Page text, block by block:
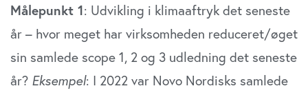
Målepunkt 1: Udvikling i klimaaftryk det seneste
år – hvor meget har virksomheden reduceret/øget
sin samlede scope 1, 2 og 3 udledning det seneste
år? Eksempel: I 2022 var Novo Nordisks samlede